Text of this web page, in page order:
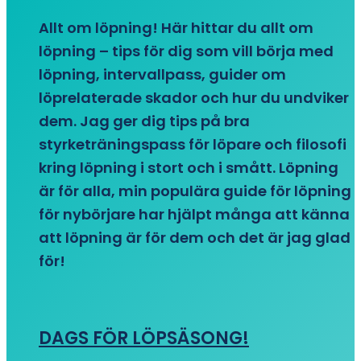
Allt om löpning! Här hittar du allt om
löpning – tips för dig som vill börja med
löpning, intervallpass, guider om
löprelaterade skador och hur du undviker
dem. Jag ger dig tips på bra
styrketräningspass för löpare och filosofi
kring löpning i stort och i smått. Löpning
är för alla, min populära guide för löpning
för nybörjare har hjälpt många att känna
att löpning är för dem och det är jag glad
för!
DAGS FÖR LÖPSÄSONG!